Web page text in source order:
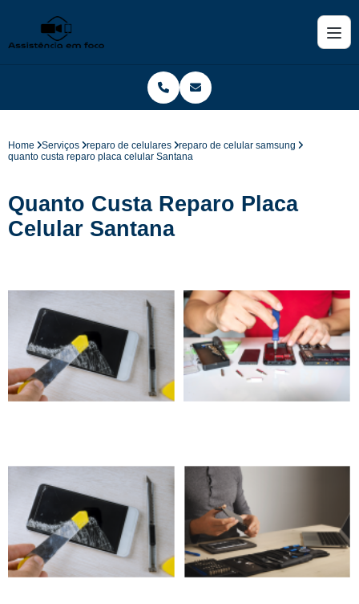
Home Serviços reparo de celulares
reparo de celular samsung
quanto custa reparo placa celular Santana
Quanto Custa Reparo Placa
Celular Santana